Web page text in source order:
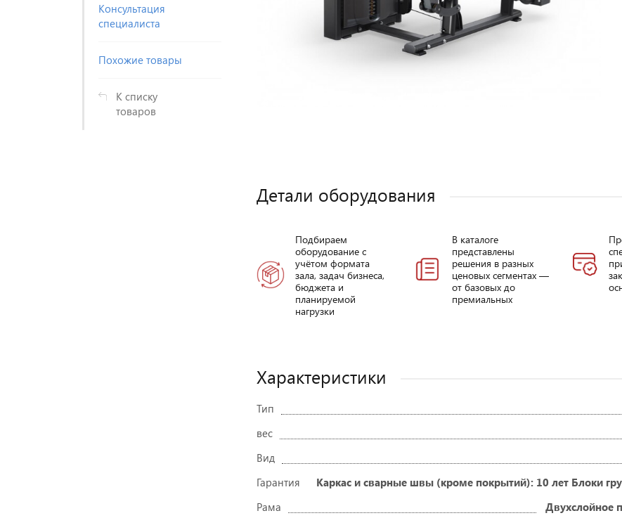
Консультация
специалиста
Похожие товары
К списку
товаров
Детали оборудования
Подбираем
оборудование с
учётом формата
зала, задач бизнеса,
бюджета и
планируемой
нагрузки
В каталоге
представлены
решения в разных
ценовых сегментах —
от базовых до
премиальных
Характеристики
Тип
вес
Вид
Гарантия
Каркас и сварные швы (кроме покрытий): 10 лет Блоки
Рама
Двухслойное